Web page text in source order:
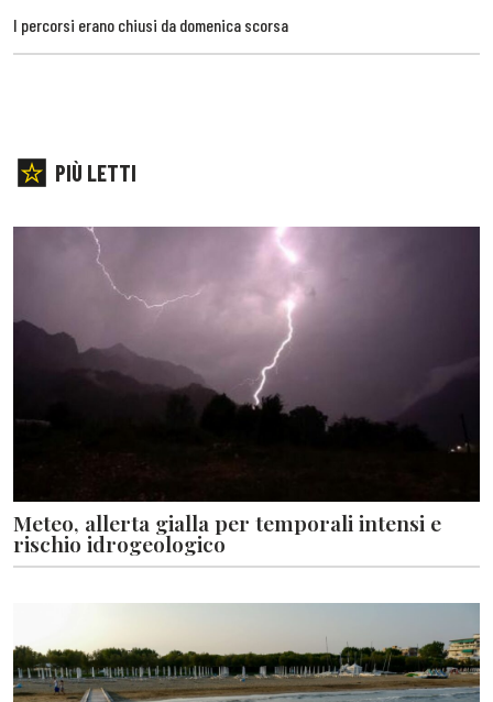
I percorsi erano chiusi da domenica scorsa
PIÙ LETTI
Meteo, allerta gialla per temporali intensi e
rischio idrogeologico